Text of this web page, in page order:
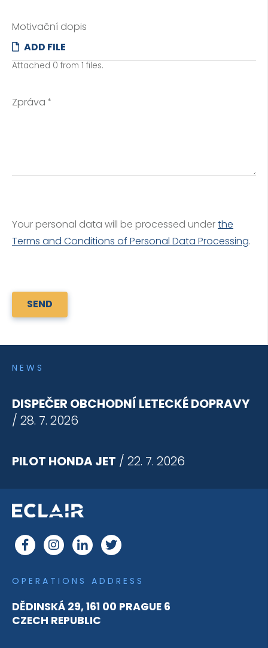
Motivační dopis
ADD FILE
Attached 0 from 1 files.
Zpráva
Your personal data will be processed underthe
Terms and Conditions of Personal Data Processing.
SEND
OPERATIONS ADDRESS
DĚDINSKÁ 29, 161 00 PRAGUE 6
CZECH REPUBLIC
NEWS
DISPEČER OBCHODNÍ LETECKÉ DOPRAVY
/ 28. 7. 2026
PILOT HONDA JET / 22. 7. 2026